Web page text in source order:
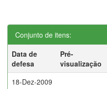
Conjunto de itens:
Data de
defesa
Pré-
visualização
18-Dez-2009